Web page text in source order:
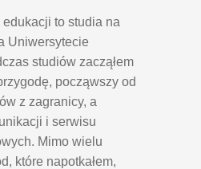
to studia na
Uniwersytecie
studiów zacząłem
począwszy od
z zagranicy, a
i serwisu
Mimo wielu
które napotkałem,